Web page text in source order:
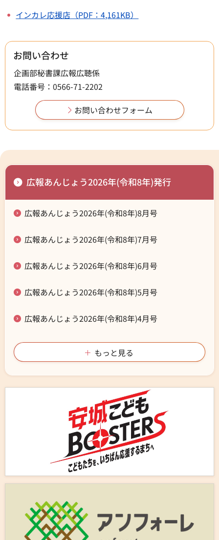
インカレ応援店（PDF：4,161KB）
お問い合わせ
企画部秘書課広報広聴係
電話番号：0566-71-2202
広報あんじょう2026年(令和8年)発行
広報あんじょう2026年(令和8年)8月号
広報あんじょう2026年(令和8年)7月号
広報あんじょう2026年(令和8年)6月号
広報あんじょう2026年(令和8年)5月号
広報あんじょう2026年(令和8年)4月号
もっと見る